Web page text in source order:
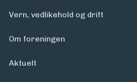
Vern, vedlikehold og drift
Om foreningen
Aktuelt